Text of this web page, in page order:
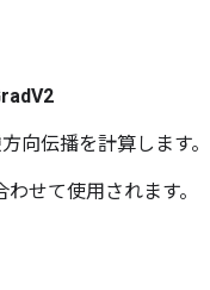
向伝播を計算します。
せて使用​​されます。